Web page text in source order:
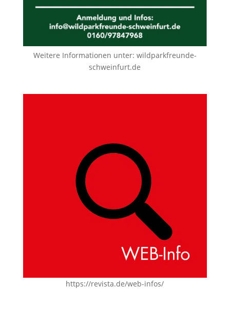
Weitere Informationen unter: wildparkfreunde-
schweinfurt.de
https://revista.de/web-infos/